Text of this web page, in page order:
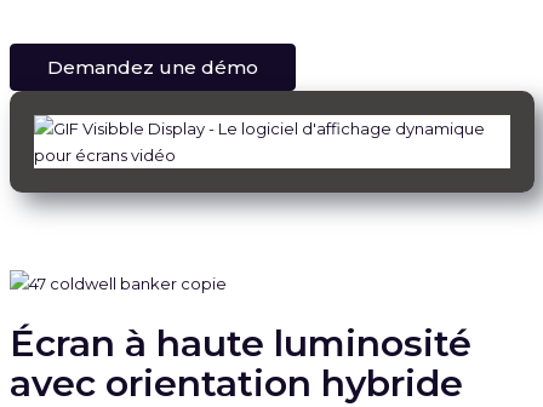
Demandez une démo
Écran à haute luminosité
avec orientation hybride